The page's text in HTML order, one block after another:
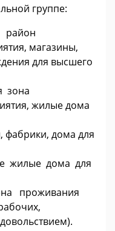
группе:
район
магазины,
для высшего
зона
жилые дома
фабрики, дома для
жилые дома для
проживания